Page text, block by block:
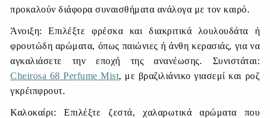
προκαλούν διάφορα συναισθήματα ανάλογα με τον καιρό.
Άνοιξη: Επιλέξτε φρέσκα και διακριτικά λουλουδάτα ή
φρουτώδη αρώματα, όπως παιώνιες ή άνθη κερασιάς, για να
αγκαλιάσετε την εποχή της ανανέωσης. Συνιστάται:
Cheirosa 68 Perfume Mist, με βραζιλιάνικο γιασεμί και ροζ
γκρέιπφρουτ.
Καλοκαίρι: Επιλέξτε ζεστά, χαλαρωτικά αρώματα που